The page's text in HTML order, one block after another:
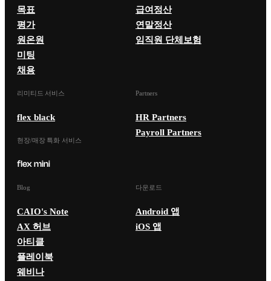
목표
평가
원온원
미팅
채용
급여정산
연말정산
임직원 단체보험
리미티드 서비스
flex black
현장/매장 특화 서비스
Partners
HR Partners
Payroll Partners
Blog
CAIO's Note
AX 허브
아티클
플레이북
웨비나
다운로드
Android 앱
iOS 앱